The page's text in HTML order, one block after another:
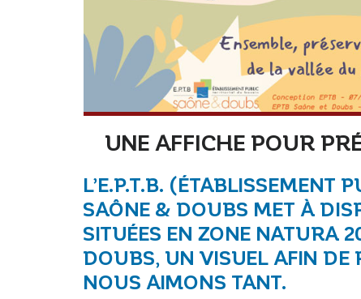
UNE AFFICHE POUR
L’E.P.T.B. (ÉTABLISSEMENT
SAÔNE & DOUBS MET À
SITUÉES EN ZONE NATURA
DOUBS, UN VISUEL AFIN DE
NOUS AIMONS TANT.